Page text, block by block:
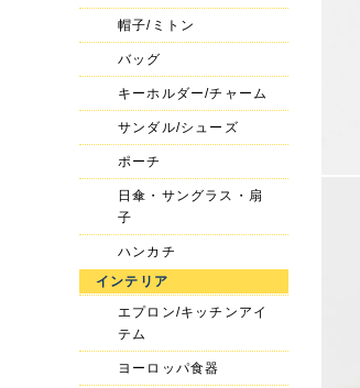
帽子/ミトン
バッグ
キーホルダー/チャーム
サンダル/シューズ
ポーチ
日傘・サングラス・扇
子
ハンカチ
インテリア
エプロン/キッチンアイ
テム
ヨーロッパ食器